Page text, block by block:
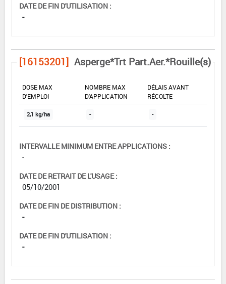
DATE DE FIN D'UTILISATION :
-
[16153201] Asperge*Trt Part.Aer.*Rouille(s)
DOSE MAX
D'EMPLOI
NOMBRE MAX
D'APPLICATION
DÉLAIS AVANT
RÉCOLTE
2,1 kg/ha - -
INTERVALLE MINIMUM ENTRE APPLICATIONS :
-
DATE DE RETRAIT DE L'USAGE :
05/10/2001
DATE DE FIN DE DISTRIBUTION :
-
DATE DE FIN D'UTILISATION :
-